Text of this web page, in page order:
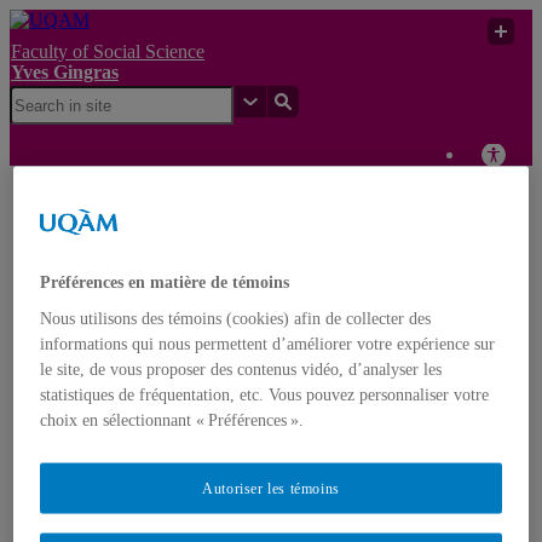
Faculty of Social Science
Yves Gingras
UQAM
FrançaisEnglish
Home
About Yves Gingras
Awards
Books
Préférences en matière de témoins
Nous utilisons des témoins (cookies) afin de collecter des
informations qui nous permettent d’améliorer votre expérience sur
le site, de vous proposer des contenus vidéo, d’analyser les
statistiques de fréquentation, etc. Vous pouvez personnaliser votre
choix en sélectionnant « Préférences ».
Autoriser les témoins